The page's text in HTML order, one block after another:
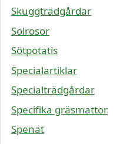
Skuggträdgårdar
Solrosor
Sötpotatis
Specialartiklar
Specialträdgårdar
Specifika gräsmattor
Spenat